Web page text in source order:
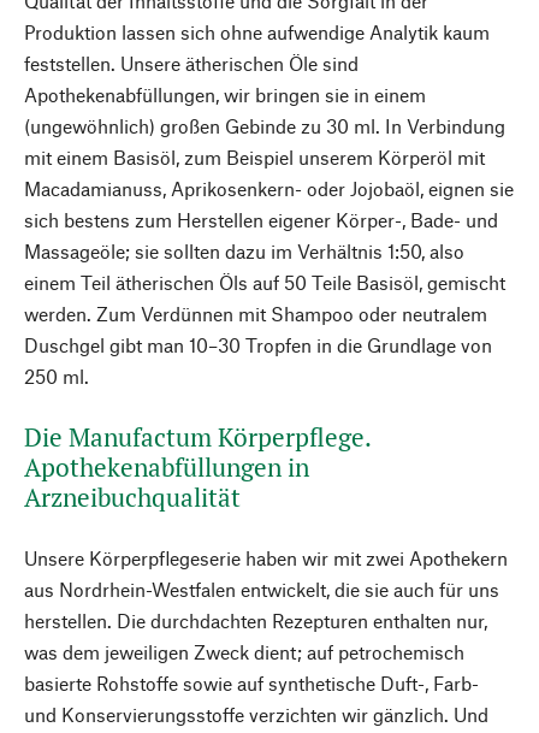
Produktion lassen sich ohne aufwendige Analytik kaum
feststellen. Unsere ätherischen Öle sind
Apothekenabfüllungen, wir bringen sie in einem
(ungewöhnlich) großen Gebinde zu 30 ml. In Verbindung
mit einem Basisöl, zum Beispiel unserem Körperöl mit
Macadamianuss, Aprikosenkern- oder Jojobaöl, eignen sie
sich bestens zum Herstellen eigener Körper-, Bade- und
Massageöle; sie sollten dazu im Verhältnis 1:50, also
einem Teil ätherischen Öls auf 50 Teile Basisöl, gemischt
werden. Zum Verdünnen mit Shampoo oder neutralem
Duschgel gibt man 10–30 Tropfen in die Grundlage von
250 ml.
Die Manufactum Körperpflege.
Apothekenabfüllungen in
Arzneibuchqualität
Unsere Körperpflegeserie haben wir mit zwei Apothekern
aus Nordrhein-Westfalen entwickelt, die sie auch für uns
herstellen. Die durchdachten Rezepturen enthalten nur,
was dem jeweiligen Zweck dient; auf petrochemisch
basierte Rohstoffe sowie auf synthetische Duft-, Farb-
und Konservierungsstoffe verzichten wir gänzlich. Und